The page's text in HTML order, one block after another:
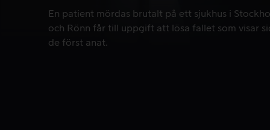
En patient mördas brutalt på ett sjukhus i
En patient mördas brutalt på ett sjukhus i
och Rönn får till uppgift att lösa fallet som visar
de först anat.